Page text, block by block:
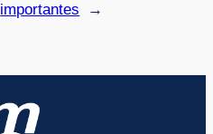
importantes
→